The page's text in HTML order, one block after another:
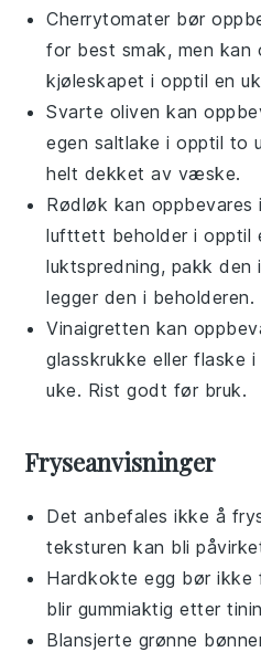
Cherrytomater bør
for best smak, men kan
kjøleskapet i opptil en
Svarte oliven kan
egen saltlake i opptil to
helt dekket av væske.
Rødløk kan oppbevares
lufttett beholder i opptil
luktspredning, pakk
legger den i beholderen.
Vinaigretten kan
glasskrukke eller flaske
uke. Rist godt før bruk.
Fryseanvisninger
Det anbefales ikke å
teksturen kan bli
Hardkokte egg bør ikke
blir gummiaktig etter
Blansjerte grønne